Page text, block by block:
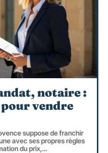
notaire :
vendre
suppose de franchir
avec ses propres règles
du prix,…